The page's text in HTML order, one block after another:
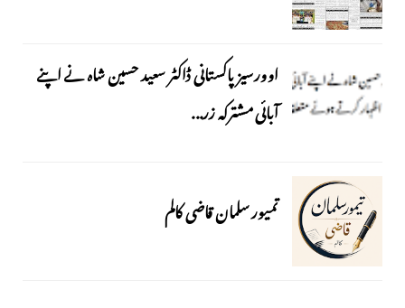
اوورسیز پاکستانی ڈاکٹر سعید حسین شاہ نے اپنے
آبائی مشترکہ زر...
تمیور سلمان قاضی کالم